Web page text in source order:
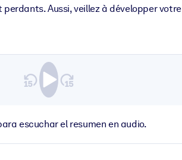
Aussi, veillez à développer
escuchar el resumen en audio.